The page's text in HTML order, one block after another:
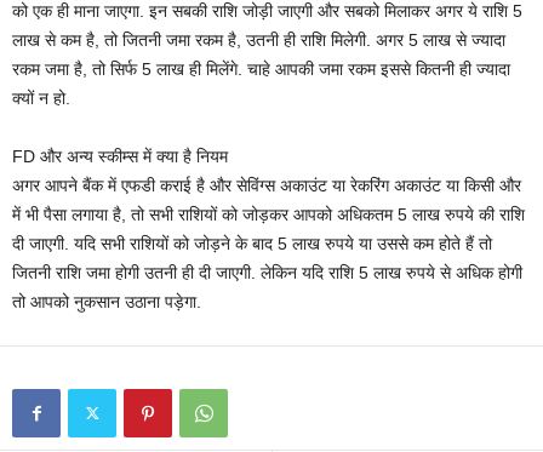
को एक ही माना जाएगा. इन सबकी राश‍ि जोड़ी जाएगी और सबको मिलाकर अगर ये राशि 5
लाख से कम है, तो जितनी जमा रकम है, उतनी ही राशि मिलेगी. अगर 5 लाख से ज्‍यादा
रकम जमा है, तो सिर्फ 5 लाख ही मिलेंगे. चाहे आपकी जमा रकम इससे कितनी ही ज्‍यादा
क्‍यों न हो.
FD और अन्‍य स्‍कीम्‍स में क्या है नियम
अगर आपने बैंक में एफडी कराई है और सेविंग्स अकाउंट या रेकरिंग अकाउंट या किसी और
में भी पैसा लगाया है, तो सभी राशियों को जोड़कर आपको अधिकतम 5 लाख रुपये की राशि
दी जाएगी. यदि सभी राशियों को जोड़ने के बाद 5 लाख रुपये या उससे कम होते हैं तो
जितनी राशि जमा होगी उतनी ही दी जाएगी. लेकिन यदि राशि 5 लाख रुपये से अधिक होगी
तो आपको नुकसान उठाना पड़ेगा.